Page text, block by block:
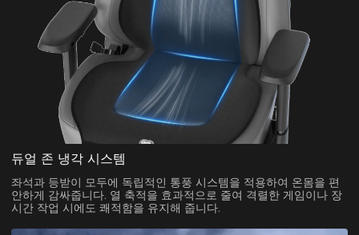
듀얼 존 냉각 시스템
좌석과 등받이 모두에 독립적인 통풍 시스템을 적용하여 온몸을 편
안하게 감싸줍니다. 열 축적을 효과적으로 줄여 격렬한 게임이나 장
시간 작업 시에도 쾌적함을 유지해 줍니다.